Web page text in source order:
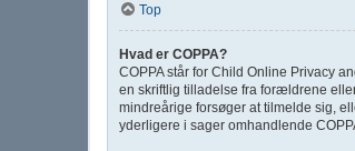
Top
Hvad er COPPA?
COPPA står for Child Online Privacy
en skriftlig tilladelse fra forældrene
mindreårige forsøger at tilmelde sig,
yderligere i sager omhandlende